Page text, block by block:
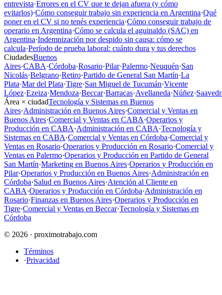
entrevista·Errores en el CV que te dejan afuera (y cómo
evitarlos)·Cómo conseguir trabajo sin experiencia en Argentina·Qué
poner en el CV si no tenés experiencia·Cómo conseguir trabajo de
operario en Argentina·Cómo se calcula el aguinaldo (SAC) en
Argentina·Indemnización por despido sin causa: cómo se
calcula·Período de prueba laboral: cuánto dura y tus derechos
CiudadesBuenos
Aires·CABA·Córdoba·Rosario·Pilar·Palermo·Neuquén·San
Nicolás·Belgrano·Retiro·Partido de General San Martín·La
Plata·Mar del Plata·Tigre·San Miguel de Tucumán·Vicente
López·Ezeiza·Mendoza·Beccar·Barracas·Avellaneda·Núñez·
Área × ciudadTecnología y Sistemas en Buenos
Aires·Administración en Buenos Aires·Comercial y Ventas en
Buenos Aires·Comercial y Ventas en CABA·Operarios y
Producción en CABA·Administración en CABA·Tecnología y
Sistemas en CABA·Comercial y Ventas en Córdoba·Comercial y
Ventas en Rosario·Operarios y Producción en Rosario·Comercial y
Ventas en Palermo·Operarios y Producción en Partido de General
San Martín·Marketing en Buenos Aires·Operarios y Producción en
Pilar·Operarios y Producción en Buenos Aires·Administración en
Córdoba·Salud en Buenos Aires·Atención al Cliente en
CABA·Operarios y Producción en Córdoba·Administración en
Rosario·Finanzas en Buenos Aires·Operarios y Producción en
Tigre·Comercial y Ventas en Beccar·Tecnología y Sistemas en
Córdoba
© 2026 · proximotrabajo.com
Términos
·Privacidad